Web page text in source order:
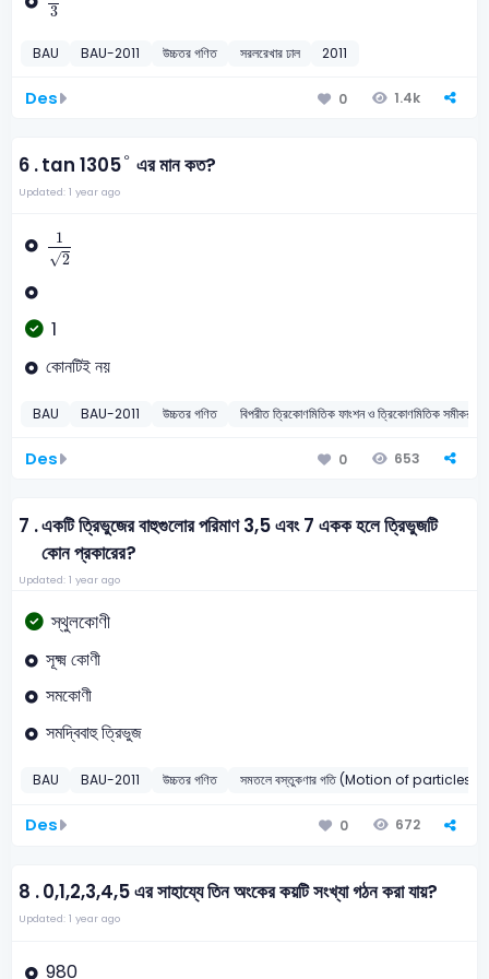
3
BAU BAU-2011 উচ্চতর গণিত সরলরেখার ঢাল 2011
Des 0 1.4k
6 .tan 1305°
° এর মান কত?
Updated: 1 year ago
1
√2
2
1
কোনটিই নয়
BAU BAU-2011 উচ্চতর গণিত বিপরীত ত্রিকোণমিতিক ফাংশন ও
Des 0 653
7 .একটি ত্রিভুজের বাহুগুলোর পরিমাণ 3,5 এবং 7 একক হলে ত্রিভুজটি
কোন প্রকারের?
Updated: 1 year ago
স্থুলকোণী
সূক্ষ্ম কোণী
সমকোণী
সমদ্বিবাহু ত্রিভুজ
BAU BAU-2011 উচ্চতর গণিত সমতলে বস্তুকণার গতি (Motion of particles
Des 0 672
8 .0,1,2,3,4,5 এর সাহায্যে তিন অংকের কয়টি সংখ্যা গঠন করা যায়?
Updated: 1 year ago
980